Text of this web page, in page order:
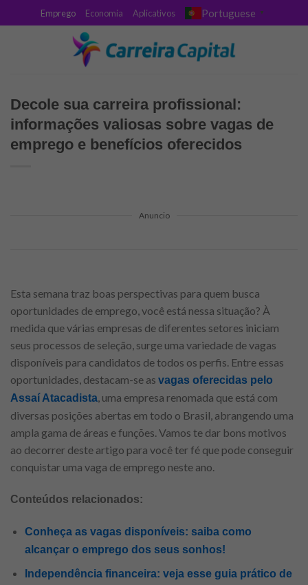
to
Emprego Economia Aplicativos Portuguese ▼
Decole sua carreira profissional:
informações valiosas sobre vagas de
emprego e benefícios oferecidos
Anuncio
Esta semana traz boas perspectivas para quem busca
oportunidades de emprego, você está nessa situação? À
medida que várias empresas de diferentes setores iniciam
seus processos de seleção, surge uma variedade de vagas
disponíveis para candidatos de todos os perfis. Entre essas
oportunidades, destacam-se as vagas oferecidas pelo
Assaí Atacadista, uma empresa renomada que está com
diversas posições abertas em todo o Brasil, abrangendo uma
ampla gama de áreas e funções. Vamos te dar bons motivos
ao decorrer deste artigo para você ter fé que pode conseguir
conquistar uma vaga de emprego neste ano.
Conteúdos relacionados:
Conheça as vagas disponíveis: saiba como
alcançar o emprego dos seus sonhos!
Independência financeira: veja esse guia prático de